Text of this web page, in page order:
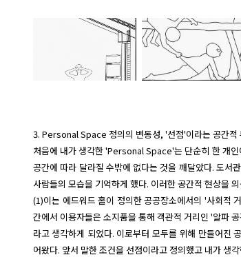
3. Personal Space 정의의 변동성, '선점'이라는 공간적
처음에 내가 생각한 'Personal Space'는 단순히 한 개
공간에 따라 달라질 수밖에 없다는 것을 깨달았다. 도서
사람들의 모습을 기억하게 했다. 이러한 공간적 현상을
(1)이는 에드워드 홀이 정의한 공공장소에서의 '사회적
간에서 이용자들은 소지품을 통해 객관적 거리인 '알파
라고 생각하게 되었다. 이로부터 모두를 위해 만들어진
어왔다. 앞서 말한 조건을 선점이라고 정의했고 내가 생